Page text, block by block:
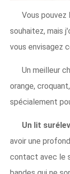
Vous pouvez
souhaitez, mais
vous envisagez
Un meilleur
orange,
spécialement
Un lit
avoir une
contact avec le